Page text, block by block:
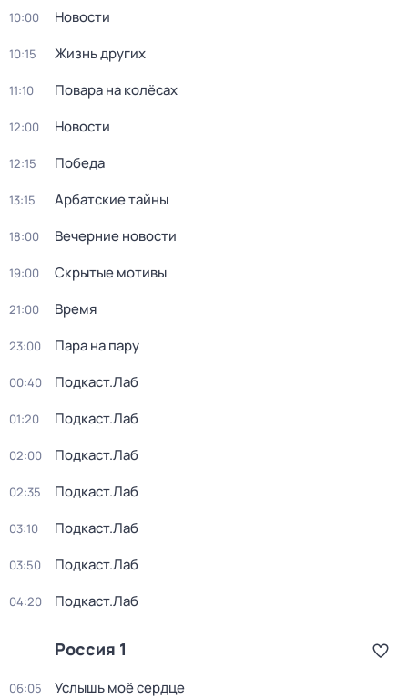
10:00 Новости
10:15 Жизнь других
11:10 Повара на колёсах
12:00 Новости
12:15 Победа
13:15 Арбатские тайны
18:00 Вечерние новости
19:00 Скрытые мотивы
21:00 Время
23:00 Пара на пару
00:40 Подкаст.Лаб
01:20 Подкаст.Лаб
02:00 Подкаст.Лаб
02:35 Подкаст.Лаб
03:10 Подкаст.Лаб
03:50 Подкаст.Лаб
04:20 Подкаст.Лаб
Россия 1
06:05 Услышь моё сердце